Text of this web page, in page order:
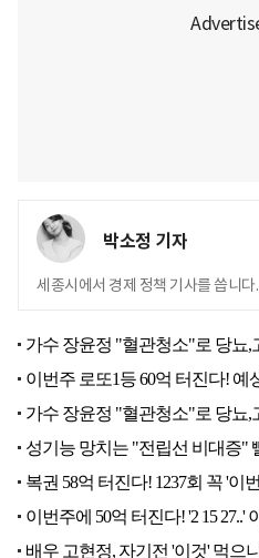
박소정 기자
세종시에서 경제 정책 기사를 씁니다.